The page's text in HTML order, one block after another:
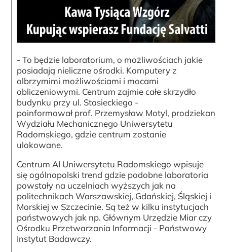
- To będzie laboratorium, o możliwościach jakie
posiadają nieliczne ośrodki. Komputery z
olbrzymimi możliwościami i mocami
obliczeniowymi. Centrum zajmie całe skrzydło
budynku przy ul. Stasieckiego -
poinformował prof. Przemysław Motyl, prodziekan
Wydziału Mechanicznego Uniwersytetu
Radomskiego, gdzie centrum zostanie
ulokowane.
Centrum AI Uniwersytetu Radomskiego wpisuje
się ogólnopolski trend gdzie podobne laboratoria
powstały na uczelniach wyższych jak na
politechnikach Warszawskiej, Gdańskiej, Śląskiej i
Morskiej w Szczecinie. Są też w kilku instytucjach
państwowych jak np. Głównym Urzędzie Miar czy
Ośrodku Przetwarzania Informacji - Państwowy
Instytut Badawczy.